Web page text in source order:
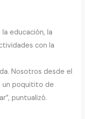
educación, la
con la
Nosotros desde el
un poquitito de
puntualizó.